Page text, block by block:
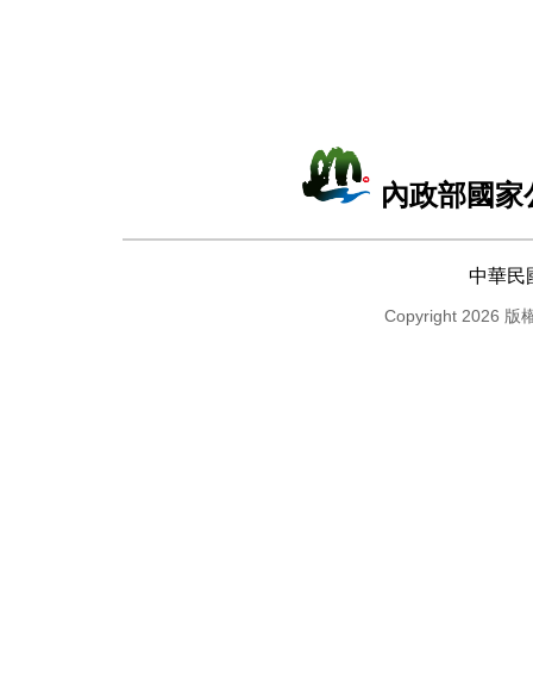
內政部國
中華民
Copyright 2026 版